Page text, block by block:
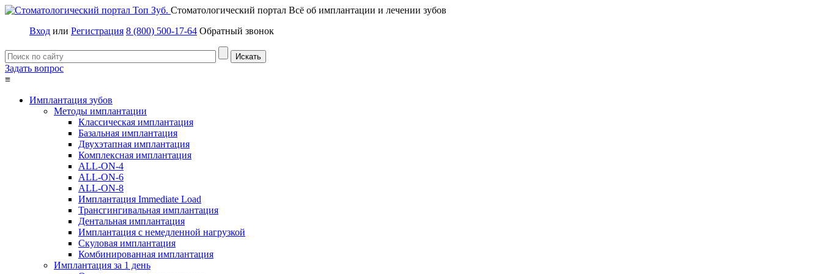
Стоматологический портал Всё об имплантации и лечении зубов
Вход или Регистрация 8 (800) 500-17-64 Обратный звонок
Задать вопрос
≡
Имплантация зубов
Методы имплантации
Классическая имплантация
Базальная имплантация
Двухэтапная имплантация
Комплексная имплантация
ALL-ON-4
ALL-ON-6
ALL-ON-8
Имплантация Immediate Load
Трансгингивальная имплантация
Дентальная имплантация
Имплантация с немедленной нагрузкой
Скуловая имплантация
Комбинированная имплантация
Имплантация за 1 день